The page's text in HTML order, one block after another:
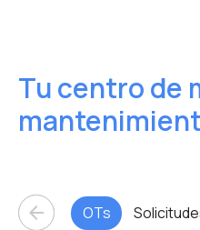
Tu centro de
arrow_back OTs